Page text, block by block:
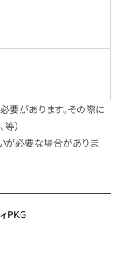
があります。その際に
）
が必要な場合がありま
PKG